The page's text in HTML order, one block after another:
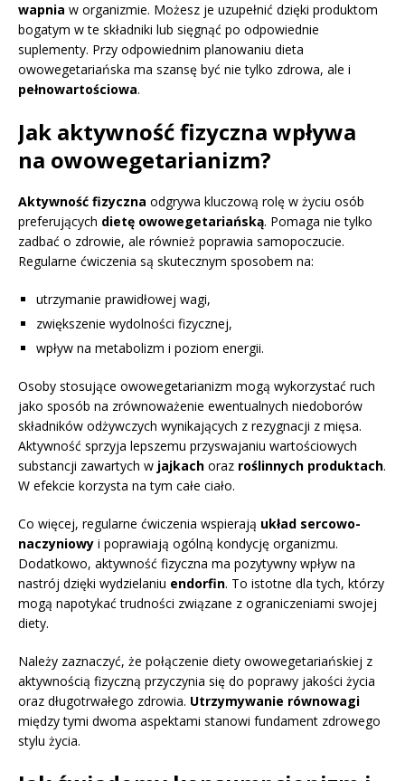
wapnia w organizmie. Możesz je uzupełnić dzięki produktom
bogatym w te składniki lub sięgnąć po odpowiednie
suplementy. Przy odpowiednim planowaniu dieta
owowegetariańska ma szansę być nie tylko zdrowa, ale i
pełnowartościowa.
Jak aktywność fizyczna wpływa
na owowegetarianizm?
Aktywność fizyczna odgrywa kluczową rolę w życiu osób
preferujących dietę owowegetariańską. Pomaga nie tylko
zadbać o zdrowie, ale również poprawia samopoczucie.
Regularne ćwiczenia są skutecznym sposobem na:
utrzymanie prawidłowej wagi,
zwiększenie wydolności fizycznej,
wpływ na metabolizm i poziom energii.
Osoby stosujące owowegetarianizm mogą wykorzystać ruch
jako sposób na zrównoważenie ewentualnych niedoborów
składników odżywczych wynikających z rezygnacji z mięsa.
Aktywność sprzyja lepszemu przyswajaniu wartościowych
substancji zawartych w jajkach oraz roślinnych produktach.
W efekcie korzysta na tym całe ciało.
Co więcej, regularne ćwiczenia wspierają układ sercowo-
naczyniowy i poprawiają ogólną kondycję organizmu.
Dodatkowo, aktywność fizyczna ma pozytywny wpływ na
nastrój dzięki wydzielaniu endorfin. To istotne dla tych, którzy
mogą napotykać trudności związane z ograniczeniami swojej
diety.
Należy zaznaczyć, że połączenie diety owowegetariańskiej z
aktywnością fizyczną przyczynia się do poprawy jakości życia
oraz długotrwałego zdrowia. Utrzymywanie równowagi
między tymi dwoma aspektami stanowi fundament zdrowego
stylu życia.